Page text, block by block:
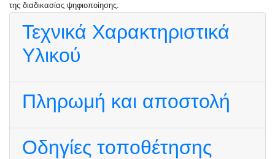
της διαδικασίας ψηφιοποίησης.
Τεχνικά Χαρακτηριστικά
Υλικού
Πληρωμή και αποστολή
Οδηγίες τοποθέτησης